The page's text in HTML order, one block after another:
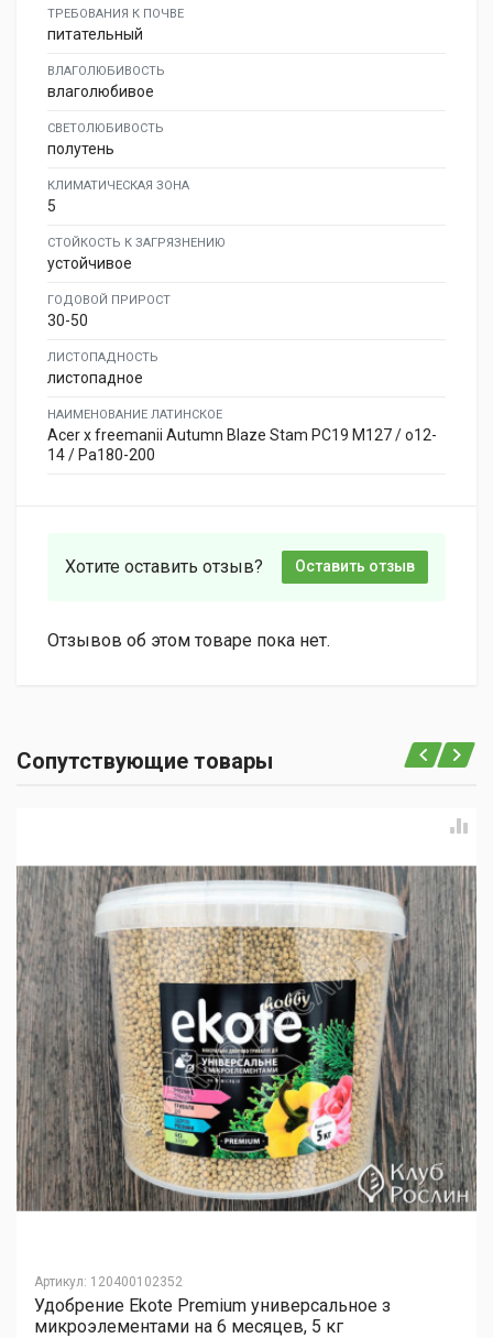
ТРЕБОВАНИЯ К ПОЧВЕ
питательный
ВЛАГОЛЮБИВОСТЬ
влаголюбивое
СВЕТОЛЮБИВОСТЬ
полутень
КЛИМАТИЧЕСКАЯ ЗОНА
5
СТОЙКОСТЬ К ЗАГРЯЗНЕНИЮ
устойчивое
ГОДОВОЙ ПРИРОСТ
30-50
ЛИСТОПАДНОСТЬ
листопадное
НАИМЕНОВАНИЕ ЛАТИНСКОЕ
Acer x freemanii Autumn Blaze Stam PC19 M127 / o12-
14 / Pa180-200
Хотите оставить отзыв? Оставить отзыв
Отзывов об этом товаре пока нет.
Сопутствующие товары
Артикул: 120400102352
Удобрение Ekote Premium универсальное з
микроэлементами на 6 месяцев, 5 кг